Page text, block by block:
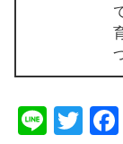
Li T